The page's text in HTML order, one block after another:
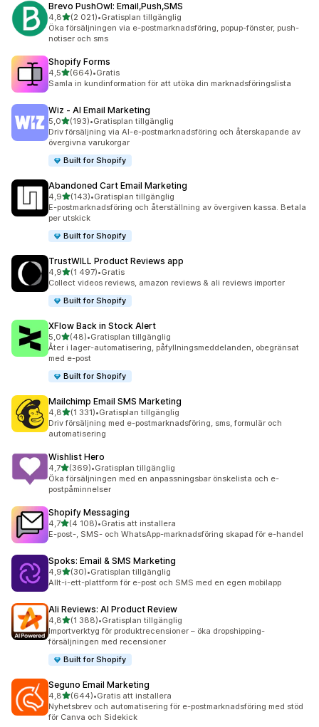
Brevo PushOwl: Email,Push,SMS
4,8av 5 stjärnor
(2 021)
2021 recensioner totalt
•Gratisplan tillgänglig
Öka försäljningen via e-postmarknadsföring, popup-fönster, push-
notiser och sms
Shopify Forms
4,5av 5 stjärnor
(664)
664 recensioner totalt
•Gratis
Samla in kundinformation för att utöka din marknadsföringslista
Wiz ‑ AI Email Marketing
5,0av 5 stjärnor
(193)
193 recensioner totalt
•Gratisplan tillgänglig
Driv försäljning via AI-e-postmarknadsföring och återskapande av
övergivna varukorgar
Built for Shopify
Abandoned Cart Email Marketing
4,9av 5 stjärnor
(143)
143 recensioner totalt
•Gratisplan tillgänglig
E-postmarknadsföring och återställning av övergiven kassa. Betala
per utskick
Built for Shopify
TrustWILL Product Reviews app
4,9av 5 stjärnor
(1 497)
1497 recensioner totalt
•Gratis
Collect videos reviews, amazon reviews & ali reviews importer
Built for Shopify
XFlow Back in Stock Alert
5,0av 5 stjärnor
(48)
48 recensioner totalt
•Gratisplan tillgänglig
Åter i lager-automatisering, påfyllningsmeddelanden, obegränsat
med e-post
Built for Shopify
Mailchimp Email SMS Marketing
4,8av 5 stjärnor
(1 331)
1331 recensioner totalt
•Gratisplan tillgänglig
Driv försäljning med e-postmarknadsföring, sms, formulär och
automatisering
Wishlist Hero
4,7av 5 stjärnor
(369)
369 recensioner totalt
•Gratisplan tillgänglig
Öka försäljningen med en anpassningsbar önskelista och e-
postpåminnelser
Shopify Messaging
4,7av 5 stjärnor
(4 108)
4108 recensioner totalt
•Gratis att installera
E-post-, SMS- och WhatsApp-marknadsföring skapad för e-handel
Spoks: Email & SMS Marketing
4,9av 5 stjärnor
(30)
30 recensioner totalt
•Gratisplan tillgänglig
Allt-i-ett-plattform för e-post och SMS med en egen mobilapp
Ali Reviews: AI Product Review
4,8av 5 stjärnor
(1 388)
1388 recensioner totalt
•Gratisplan tillgänglig
Importverktyg för produktrecensioner – öka dropshipping-
försäljningen med recensioner
Built for Shopify
Seguno Email Marketing
4,8av 5 stjärnor
(644)
644 recensioner totalt
•Gratis att installera
Nyhetsbrev och automatisering för e-postmarknadsföring med stöd
för Canva och Sidekick